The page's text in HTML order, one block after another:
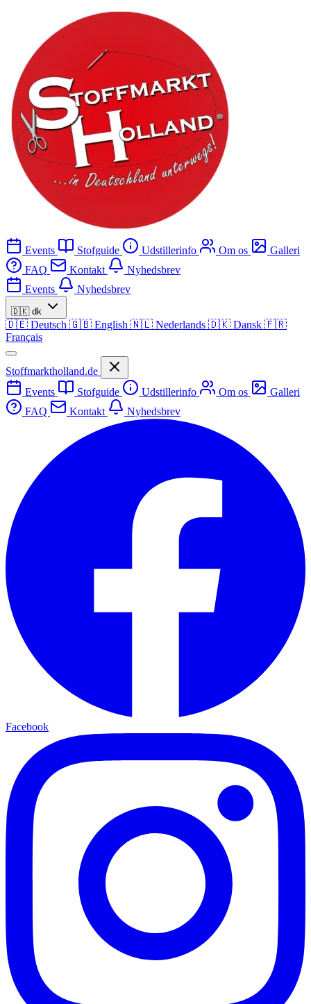
Events Stofguide Udstillerinfo Om os
Galleri
FAQ
Kontakt
Nyhedsbrev
Events
Nyhedsbrev
🇩🇰 dk
🇩🇪 Deutsch 🇬🇧 English 🇳🇱 Nederlands 🇩🇰 Dansk 🇫🇷
Français
Stoffmarktholland.de
Events
Stofguide Udstillerinfo Om os
Galleri
FAQ
Kontakt Nyhedsbrev
Facebook